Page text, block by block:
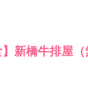
】新橋牛排屋（